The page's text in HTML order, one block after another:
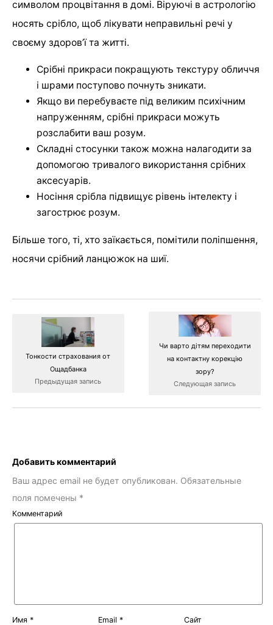
символом процвітання в домі. Віруючі в астрологію
носять срібло, щоб лікувати неправильні речі у
своєму здоров’ї та житті.
Срібні прикраси покращують текстуру обличчя
і шрами поступово почнуть зникати.
Якщо ви перебуваєте під великим психічним
напруженням, срібні прикраси можуть
розслабити ваш розум.
Складні стосунки також можна налагодити за
допомогою тривалого використання срібних
аксесуарів.
Носіння срібла підвищує рівень інтелекту і
загострює розум.
Більше того, ті, хто заїкається, помітили поліпшення,
носячи срібний ланцюжок на шиї.
Тонкости страхования от
Ощадбанка
Предыдущая запись
Чи варто дітям переходити
на контактну корекцію
зору?
Следующая запись
Добавить комментарий
Ваш адрес email не будет опубликован. Обязательные
поля помечены *
Комментарий
Имя * Email * Сайт